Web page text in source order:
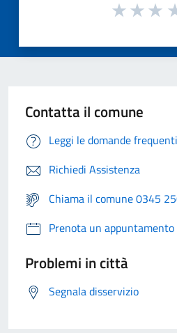
Contatta il comune
Leggi le domande frequenti
Richiedi Assistenza
Chiama il comune 0345
Prenota un appuntamento
Problemi in città
Segnala disservizio